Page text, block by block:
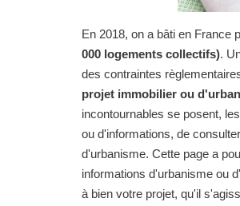
En 2018, on a bâti en France
000 logements collectifs).
des contraintes
projet immobilier ou
incontournables se posent,
ou d'informations, de
d'urbanisme. Cette page a
informations d'urbanisme ou
à bien votre projet, qu'il